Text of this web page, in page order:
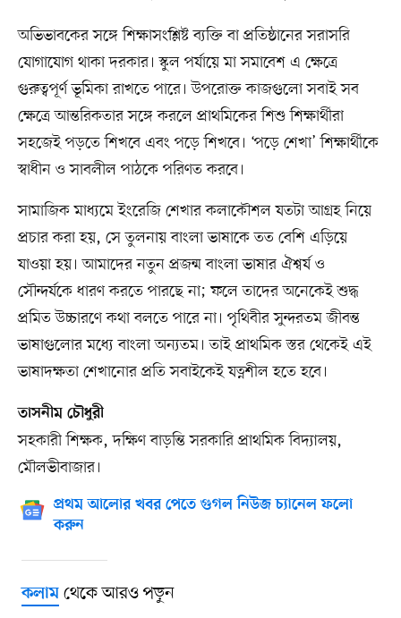
অভিভাবকের সঙ্গে শিক্ষাসংশ্লিষ্ট ব্যক্তি বা প্রতিষ্ঠানের সরাসরি
যোগাযোগ থাকা দরকার। স্কুল পর্যায়ে মা সমাবেশ এ ক্ষেত্রে
গুরুত্বপূর্ণ ভূমিকা রাখতে পারে। উপরোক্ত কাজগুলো সবাই সব
ক্ষেত্রে আন্তরিকতার সঙ্গে করলে প্রাথমিকের শিশু শিক্ষার্থীরা
সহজেই পড়তে শিখবে এবং পড়ে শিখবে। ‘পড়ে শেখা’ শিক্ষার্থীকে
স্বাধীন ও সাবলীল পাঠকে পরিণত করবে।
সামাজিক মাধ্যমে ইংরেজি শেখার কলাকৌশল যতটা আগ্রহ নিয়ে
প্রচার করা হয়, সে তুলনায় বাংলা ভাষাকে তত বেশি এড়িয়ে
যাওয়া হয়। আমাদের নতুন প্রজন্ম বাংলা ভাষার ঐশ্বর্য ও
সৌন্দর্যকে ধারণ করতে পারছে না; ফলে তাদের অনেকেই শুদ্ধ
প্রমিত উচ্চারণে কথা বলতে পারে না। পৃথিবীর সুন্দরতম জীবন্ত
ভাষাগুলোর মধ্যে বাংলা অন্যতম। তাই প্রাথমিক স্তর থেকেই এই
ভাষাদক্ষতা শেখানোর প্রতি সবাইকেই যত্নশীল হতে হবে।
তাসনীম চৌধুরী
সহকারী শিক্ষক, দক্ষিণ বাড়ন্তি সরকারি প্রাথমিক বিদ্যালয়,
মৌলভীবাজার।
প্রথম আলোর খবর পেতে গুগল নিউজ চ্যানেল ফলো
করুন
কলামথেকে আরও পড়ুন